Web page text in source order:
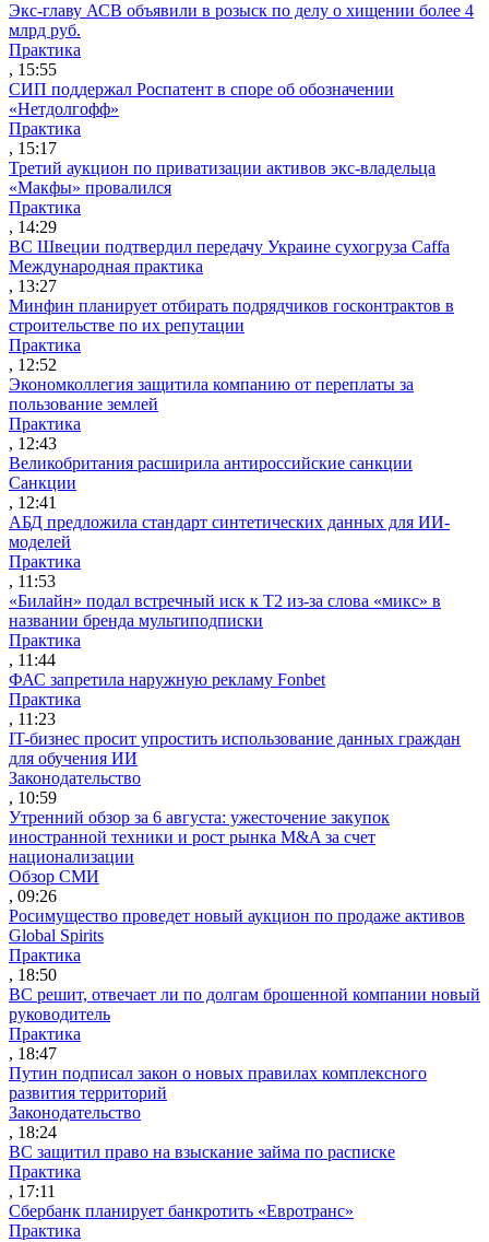
Экс-главу АСВ объявили в розыск по делу о хищении более 4
млрд руб.
Практика
, 15:55
СИП поддержал Роспатент в споре об обозначении
«Нетдолгофф»
Практика
, 15:17
Третий аукцион по приватизации активов экс-владельца
«Макфы» провалился
Практика
, 14:29
ВС Швеции подтвердил передачу Украине сухогруза Caffa
Международная практика
, 13:27
Минфин планирует отбирать подрядчиков госконтрактов в
строительстве по их репутации
Практика
, 12:52
Экономколлегия защитила компанию от переплаты за
пользование землей
Практика
, 12:43
Великобритания расширила антироссийские санкции
Санкции
, 12:41
АБД предложила стандарт синтетических данных для ИИ-
моделей
Практика
, 11:53
«Билайн» подал встречный иск к Т2 из-за слова «микс» в
названии бренда мультиподписки
Практика
, 11:44
ФАС запретила наружную рекламу Fonbet
Практика
, 11:23
IT-бизнес просит упростить использование данных граждан
для обучения ИИ
Законодательство
, 10:59
Утренний обзор за 6 августа: ужесточение закупок
иностранной техники и рост рынка M&A за счет
национализации
Обзор СМИ
, 09:26
Росимущество проведет новый аукцион по продаже активов
Global Spirits
Практика
, 18:50
ВС решит, отвечает ли по долгам брошенной компании новый
руководитель
Практика
, 18:47
Путин подписал закон о новых правилах комплексного
развития территорий
Законодательство
, 18:24
ВС защитил право на взыскание займа по расписке
Практика
, 17:11
Сбербанк планирует банкротить «Евротранс»
Практика